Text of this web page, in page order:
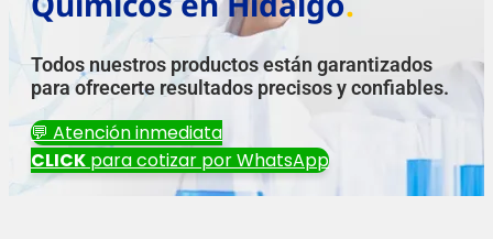
Todos nuestros productos están garantizados
para ofrecerte resultados precisos y confiables.
💬 Atención inmediata
CLICK para cotizar por WhatsApp